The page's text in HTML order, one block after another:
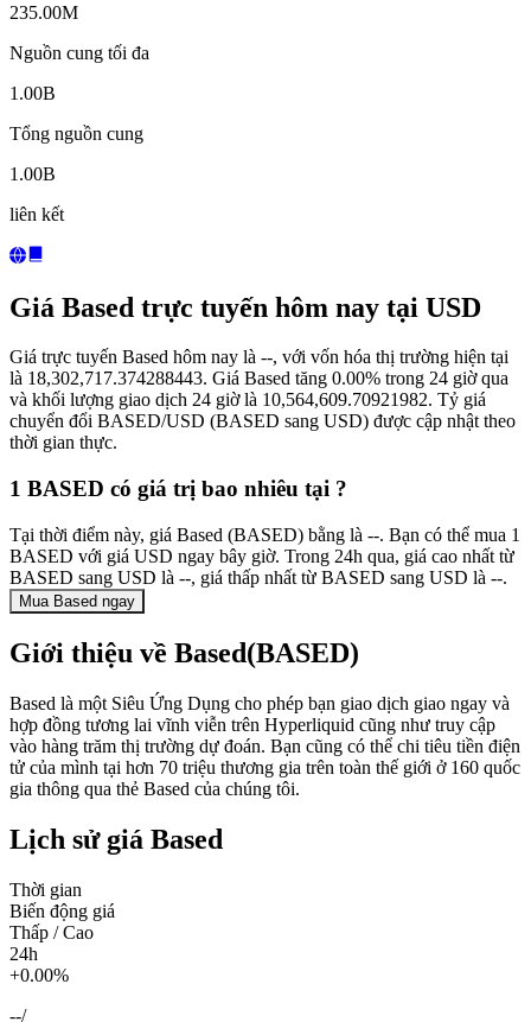
235.00M
Nguồn cung tối đa
1.00B
Tổng nguồn cung
1.00B
liên kết
Giá Based trực tuyến hôm nay tại USD
Giá trực tuyến Based hôm nay là --, với vốn hóa thị trường hiện tại
là 18,302,717.374288443. Giá Based tăng 0.00% trong 24 giờ qua
và khối lượng giao dịch 24 giờ là 10,564,609.70921982. Tỷ giá
chuyển đổi BASED/USD (BASED sang USD) được cập nhật theo
thời gian thực.
1 BASED có giá trị bao nhiêu tại ?
Tại thời điểm này, giá Based (BASED) bằng là --. Bạn có thể mua 1
BASED với giá USD ngay bây giờ. Trong 24h qua, giá cao nhất từ
BASED sang USD là --, giá thấp nhất từ BASED sang USD là --.
Mua Based ngay
Giới thiệu về Based(BASED)
Based là một Siêu Ứng Dụng cho phép bạn giao dịch giao ngay và
hợp đồng tương lai vĩnh viễn trên Hyperliquid cũng như truy cập
vào hàng trăm thị trường dự đoán. Bạn cũng có thể chi tiêu tiền điện
tử của mình tại hơn 70 triệu thương gia trên toàn thế giới ở 160 quốc
gia thông qua thẻ Based của chúng tôi.
Lịch sử giá Based
Thời gian
Biến động giá
Thấp / Cao
24h
+0.00%
--/